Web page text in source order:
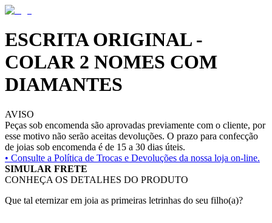
ESCRITA ORIGINAL -
COLAR 2 NOMES COM
DIAMANTES
AVISO
Peças sob encomenda são aprovadas previamente com o cliente, por
esse motivo não serão aceitas devoluções. O prazo para confecção
de joias sob encomenda é de 15 a 30 dias úteis.
• Consulte a Política de Trocas e Devoluções da nossa loja on-line.
SIMULAR FRETE
CONHEÇA OS DETALHES DO PRODUTO
Que tal eternizar em joia as primeiras letrinhas do seu filho(a)?